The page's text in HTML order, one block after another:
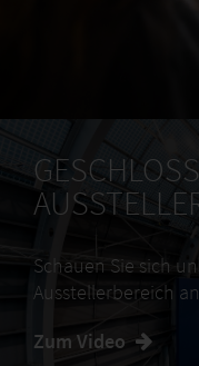
Schauen Sie sich
Ausstellerbereich
Zum Video